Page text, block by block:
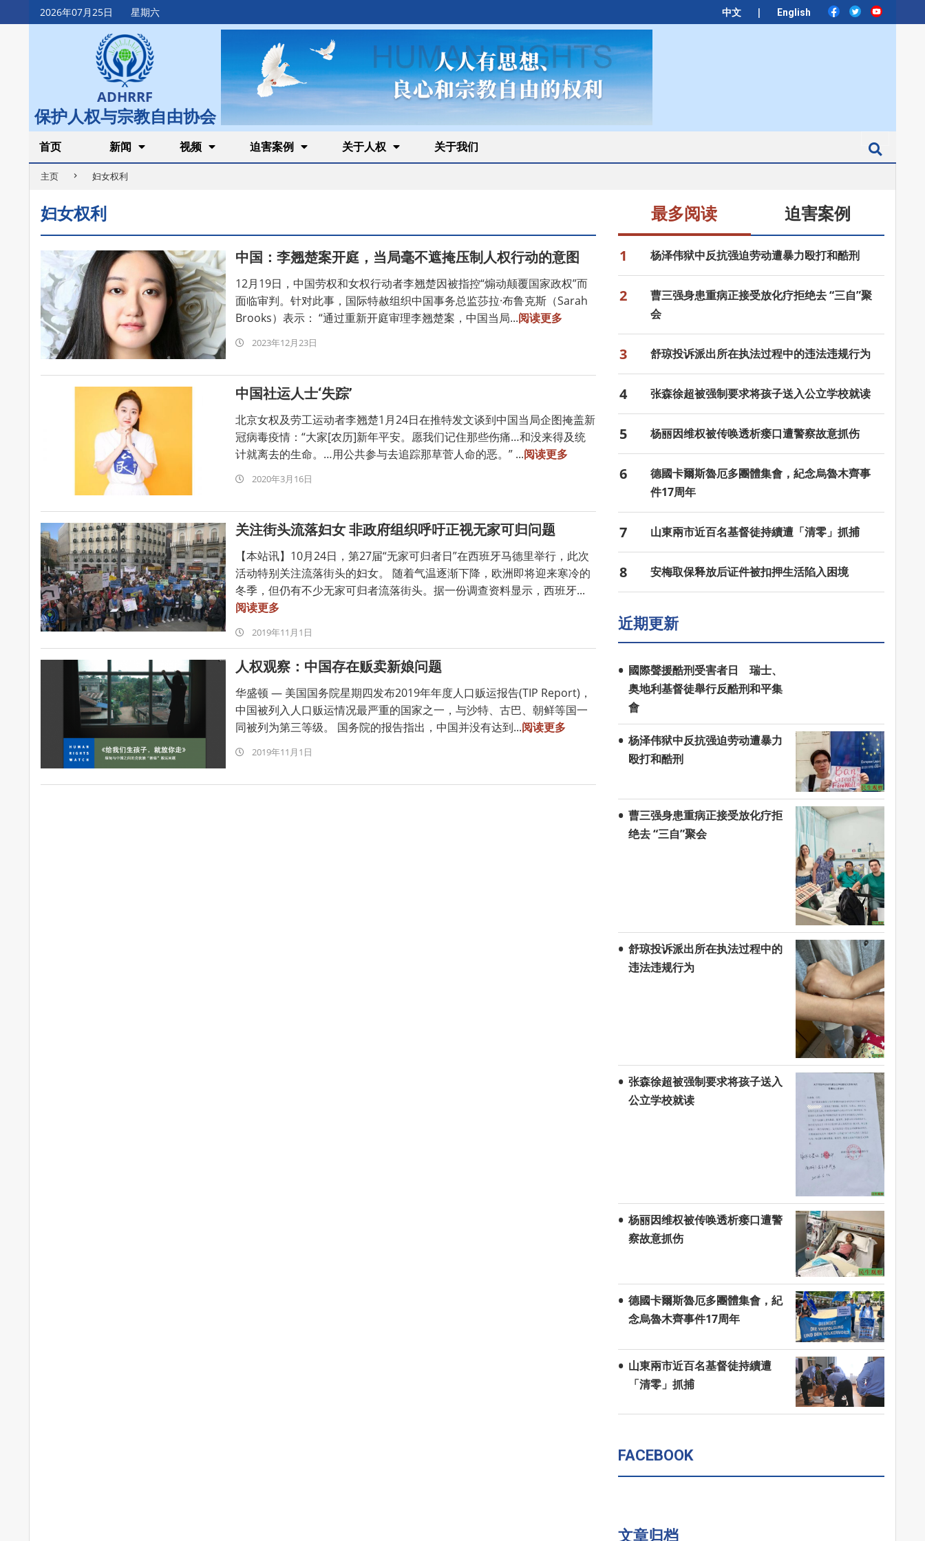
2026年07月25日 星期六 中文 | English
Skip
to
ADHRRF
保护人权与宗教自由协会
Secondary
Navigation
Menu
首页 新闻 视频 迫害案例 关于人权 关于我们
主页 妇女权利
妇女权利
中国：李翘楚案开庭，当局毫不遮掩压制人权行动的意图
12月19日，中国劳权和女权行动者李翘楚因被指控“煽动颠覆国家政权”而
面临审判。针对此事，国际特赦组织中国事务总监莎拉·布鲁克斯（Sarah
Brooks）表示： “通过重新开庭审理李翘楚案，中国当局...阅读更多
2023-
23
2023年12月23日
中国社运人士‘失踪’
北京女权及劳工运动者李翘楚1月24日在推特发文谈到中国当局企图掩盖新
冠病毒疫情：“大家[农历]新年平安。愿我们记住那些伤痛…和没来得及统
计就离去的生命。…用公共参与去追踪那草菅人命的恶。” ...阅读更多
2020-
16
2020年3月16日
关注街头流落妇女 非政府组织呼吁正视无家可归问题
【本站讯】10月24日，第27届“无家可归者日”在西班牙马德里举行，此次
活动特别关注流落街头的妇女。 随着气温逐渐下降，欧洲即将迎来寒冷的
冬季，但仍有不少无家可归者流落街头。据一份调查资料显示，西班牙...
阅读更多
2019-
11-
01
2019年11月1日
人权观察：中国存在贩卖新娘问题
华盛顿 — 美国国务院星期四发布2019年年度人口贩运报告(TIP Report)，
中国被列入人口贩运情况最严重的国家之一，与沙特、古巴、朝鲜等国一
同被列为第三等级。 国务院的报告指出，中国并没有达到...阅读更多
2019-
01
2019年11月1日
最多阅读 迫害案例
1 杨泽伟狱中反抗强迫劳动遭暴力殴打和酷刑
2
曹三强身患重病正接受放化疗拒绝去 “三自”聚
会
3 舒琼投诉派出所在执法过程中的违法违规行为
4 张森徐超被强制要求将孩子送入公立学校就读
5 杨丽因维权被传唤透析瘘口遭警察故意抓伤
6
德國卡爾斯魯厄多團體集會，紀念烏魯木齊事
件17周年
7 山東兩市近百名基督徒持續遭「清零」抓捕
8 安梅取保释放后证件被扣押生活陷入困境
近期更新
國際聲援酷刑受害者日 瑞士、
奥地利基督徒舉行反酷刑和平集
會
杨泽伟狱中反抗强迫劳动遭暴力
殴打和酷刑
曹三强身患重病正接受放化疗拒
绝去 “三自”聚会
舒琼投诉派出所在执法过程中的
违法违规行为
张森徐超被强制要求将孩子送入
公立学校就读
杨丽因维权被传唤透析瘘口遭警
察故意抓伤
德國卡爾斯魯厄多團體集會，紀
念烏魯木齊事件17周年
山東兩市近百名基督徒持續遭
「清零」抓捕
FACEBOOK
文章归档